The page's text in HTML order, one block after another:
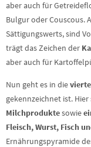
aber auch für
Bulgur oder Couscous.
Sättigungswerts, sind
trägt das Zeichen der
aber auch für
Nun geht es in die
gekennzeichnet ist.
Milchproduktesowie
Fleisch, Wurst, Fisch
Ernährungspyramide